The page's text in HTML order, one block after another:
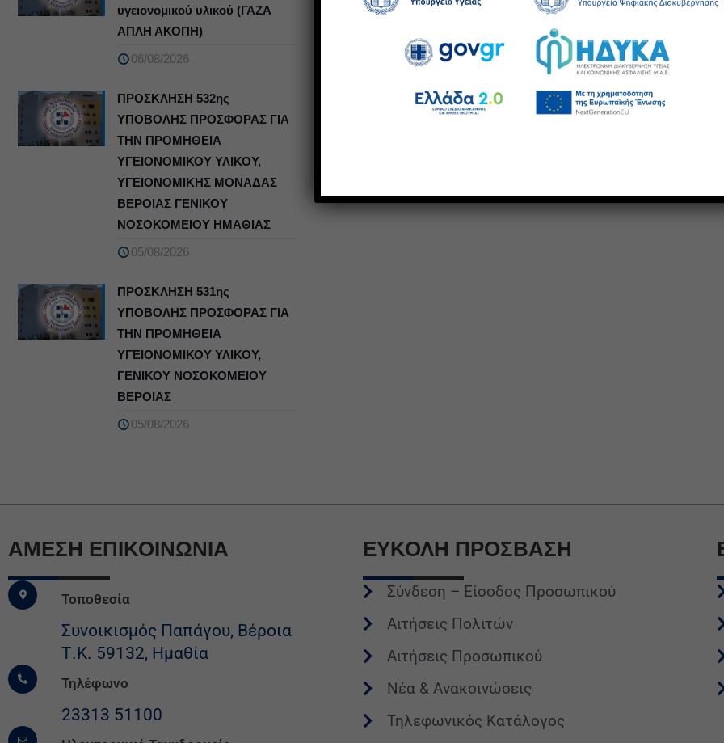
υγειονομικού υλικού (ΓΑΖΑ
ΑΠΛΗ ΑΚΟΠΗ)
06/08/2026
ΠΡΟΣΚΛΗΣΗ 532ης
ΥΠΟΒΟΛΗΣ ΠΡΟΣΦΟΡΑΣ ΓΙΑ
ΤΗΝ ΠΡΟΜΗΘΕΙΑ
ΥΓΕΙΟΝΟΜΙΚΟΥ ΥΛΙΚΟΥ,
ΥΓΕΙΟΝΟΜΙΚΗΣ ΜΟΝΑΔΑΣ
ΒΕΡΟΙΑΣ ΓΕΝΙΚΟΥ
ΝΟΣΟΚΟΜΕΙΟΥ ΗΜΑΘΙΑΣ
05/08/2026
ΠΡΟΣΚΛΗΣΗ 531ης
ΥΠΟΒΟΛΗΣ ΠΡΟΣΦΟΡΑΣ ΓΙΑ
ΤΗΝ ΠΡΟΜΗΘΕΙΑ
ΥΓΕΙΟΝΟΜΙΚΟΥ ΥΛΙΚΟΥ,
ΓΕΝΙΚΟΥ ΝΟΣΟΚΟΜΕΙΟΥ
ΒΕΡΟΙΑΣ
05/08/2026
ΆΜΕΣΗ ΕΠΙΚΟΙΝΩΝΙΑ
Τοποθεσία
Συνοικισμός Παπάγου, Βέροια
Τ.Κ. 59132, Ημαθία
Τηλέφωνο
23313 51100
ΕΥΚΟΛΗ ΠΡΟΣΒΑΣΗ
Σύνδεση – Είσοδος Προσωπικού
Αιτήσεις Πολιτών
Αιτήσεις Προσωπικού
Νέα & Ανακοινώσεις
Τηλεφωνικός Κατάλογος